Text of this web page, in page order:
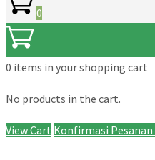
0
0 items in your shopping cart
No products in the cart.
View Cart Konfirmasi Pesanan